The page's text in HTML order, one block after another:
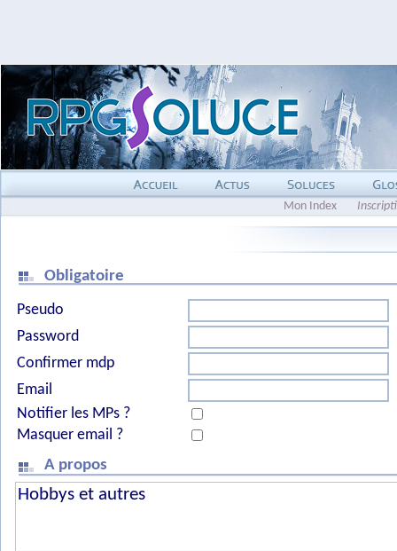
Mon Index
Obligatoire
Pseudo
Password
Confirmer mdp
Email
Notifier les MPs ?
Masquer email ?
A propos